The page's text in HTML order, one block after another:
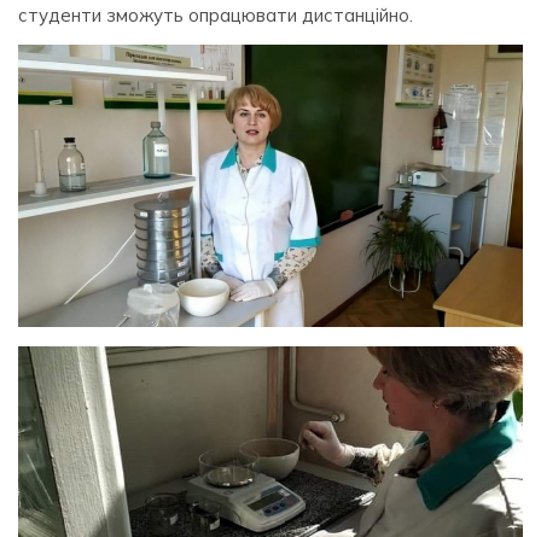
студенти зможуть опрацювати дистанційно.